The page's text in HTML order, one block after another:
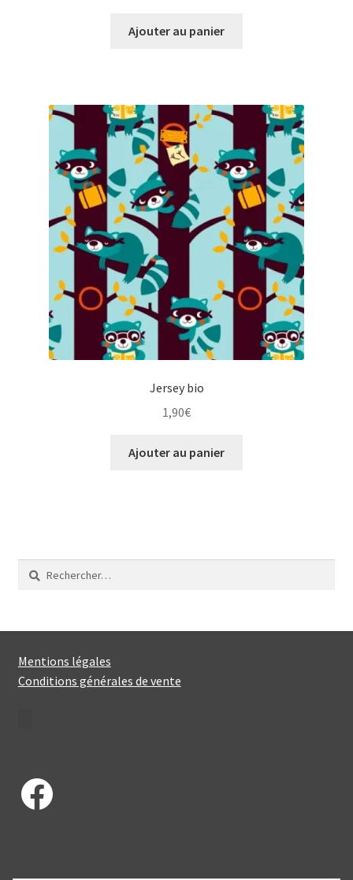
Ajouter au panier
Jersey bio
1,90€
Ajouter au panier
Rechercher :
Mentions légales
Conditions générales de vente
Facebook